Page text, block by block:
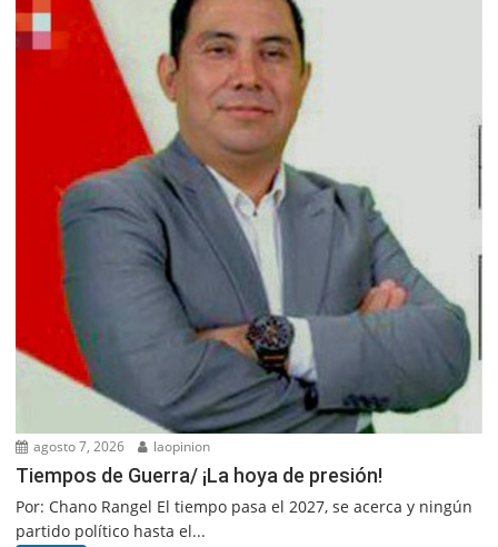
agosto 7, 2026 laopinion
Tiempos de Guerra/ ¡La hoya de presión!
Por: Chano Rangel El tiempo pasa el 2027, se acerca y ningún
partido político hasta el...